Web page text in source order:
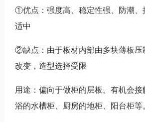
①优点：强度高、稳定性强、防潮、
适中
②缺点：由于板材内部由多块薄板压
改变，造型选择受限
用途：偏向于做柜的层板。有机会接
浴的水槽柜、厨房的地柜、阳台柜等